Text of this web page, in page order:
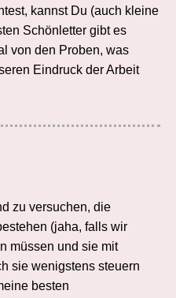
kannst Du (auch kleine
Schönletter gibt es
von den Proben, was
Eindruck der Arbeit
zu versuchen, die
(jaha, falls wir
müssen und sie mit
sie wenigstens steuern
besten